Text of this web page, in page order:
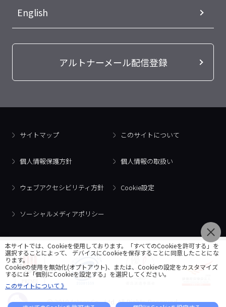
English
アルトナーメール配信登録
サイトマップ このサイトについて
個人情報保護方針 個人情報の取扱い
ウェブアクセシビリティ方針 Cookie設定
ソーシャルメディアポリシー
© 2018 Artner Co., Ltd. All Rights Reserved.
本サイトでは、Cookieを使用しております。「すべてのCookieを許可する」を
選択することによって、 デバイスにCookieを保存することに同意したことにな
ります。
Cookieの使用を無効化(オプトアウト)、または、Cookieの設定をカスタマイズ
するには「個別にCookieを設定する」を選択してください。
このサイトについて 》